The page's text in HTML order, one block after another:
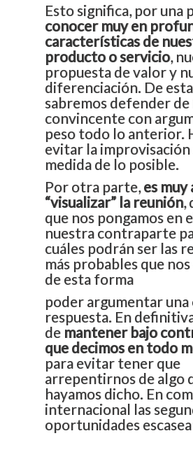
Esto significa, por una
conocer muy en
características de
producto o servicio,
propuesta de valor y
diferenciación. De
sabremos defender
convincente con
peso todo lo anterior.
evitar la improvisación
medida de lo posible.
Por otra parte,es muy
“visualizar” la reunión,
que nos pongamos en
nuestra contraparte
cuáles podrán ser las
más probables que nos
de esta forma
poder argumentar
respuesta. En
de mantener bajo
que decimos en todo
para evitar tener que
arrepentirnos de algo
hayamos dicho. En
internacional las
oportunidades